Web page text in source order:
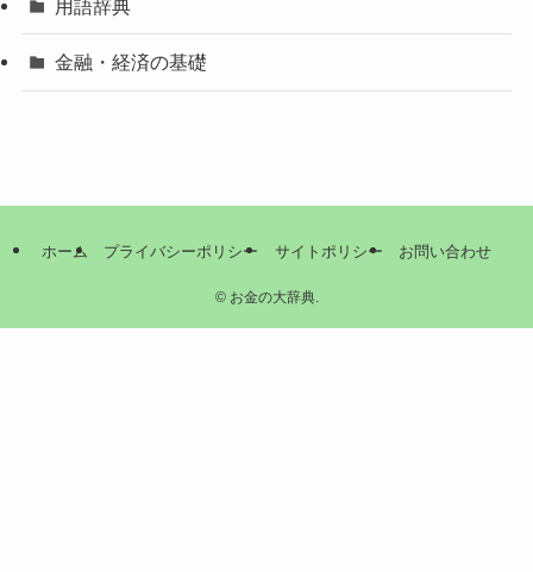
用語辞典
金融・経済の基礎
ホーム プライバシーポリシー サイトポリシー お問い合わせ
©お金の大辞典.